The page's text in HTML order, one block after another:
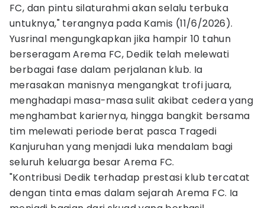
FC, dan pintu silaturahmi akan selalu terbuka
untuknya," terangnya pada Kamis (11/6/2026).
Yusrinal mengungkapkan jika hampir 10 tahun
berseragam Arema FC, Dedik telah melewati
berbagai fase dalam perjalanan klub. Ia
merasakan manisnya mengangkat trofi juara,
menghadapi masa-masa sulit akibat cedera yang
menghambat kariernya, hingga bangkit bersama
tim melewati periode berat pasca Tragedi
Kanjuruhan yang menjadi luka mendalam bagi
seluruh keluarga besar Arema FC.
"Kontribusi Dedik terhadap prestasi klub tercatat
dengan tinta emas dalam sejarah Arema FC. Ia